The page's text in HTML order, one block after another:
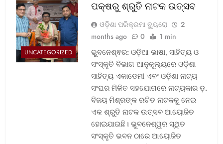
UNCATEGORIZED
ପକ୍ଷରୁ ଶ୍ରୁତି ନାଟକ ଉତ୍ସବ
ଓଡ଼ିଶା ପରିକ୍ରମା ବ୍ୟୁରୋ
2
months ago
0 1 min
ଭୁବନେଶ୍ଵର: ଓଡ଼ିଆ ଭାଷା, ସାହିତ୍ୟ ଓ
ସଂସ୍କୃତି ବିଭାଗ ଆନୁକୂଲ୍ୟରେ ଓଡ଼ିଶା
ସାହିତ୍ୟ ଏକାଡେମୀ ଏବଂ ଓଡ଼ିଶା ନାଟ୍ୟ
ସଂଘର ମିଳିତ ସହଯୋଗରେ ନାଟ୍ୟକାର ଡ଼.
ବିଜୟ ମିଶ୍ରଙ୍କ ରଚିତ ନାଟକକୁ ନେଇ
ଏକ ଶ୍ରୁତି ନାଟକ ଉତ୍ସବ ଆୟୋଜିତ
ହୋଇଯାଇଛି। ଭୁବନେଶ୍ୱର ସ୍ଥିତ
ସଂସ୍କୃତି ଭବନ ଠାରେ ଆୟୋଜିତ